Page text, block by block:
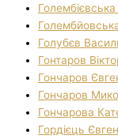
Голубєв
Гонтаров
Гончаров
Гончаров
Гончарова
Гордієць